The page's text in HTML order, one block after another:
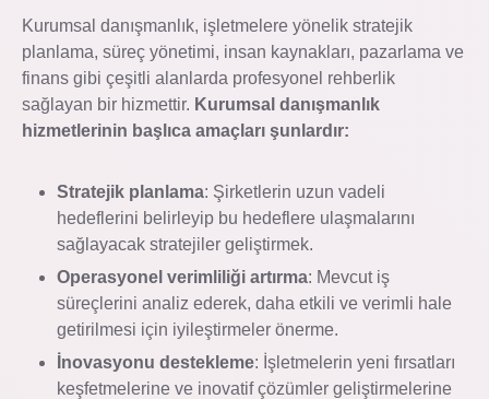
Kurumsal danışmanlık, işletmelere yönelik stratejik
planlama, süreç yönetimi, insan kaynakları, pazarlama ve
finans gibi çeşitli alanlarda profesyonel rehberlik
sağlayan bir hizmettir. Kurumsal danışmanlık
hizmetlerinin başlıca amaçları şunlardır:
Stratejik planlama: Şirketlerin uzun vadeli
hedeflerini belirleyip bu hedeflere ulaşmalarını
sağlayacak stratejiler geliştirmek.
Operasyonel verimliliği artırma: Mevcut iş
süreçlerini analiz ederek, daha etkili ve verimli hale
getirilmesi için iyileştirmeler önerme.
İnovasyonu destekleme: İşletmelerin yeni fırsatları
keşfetmelerine ve inovatif çözümler geliştirmelerine